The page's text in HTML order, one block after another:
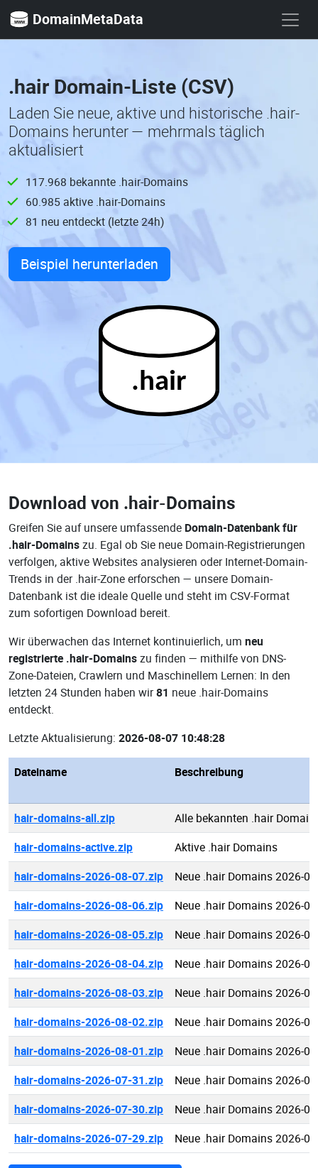
DomainMetaData
.hair Domain-Liste (CSV)
Laden Sie neue, aktive und historische .hair-
Domains herunter — mehrmals täglich
aktualisiert
117.968 bekannte .hair-Domains
60.985 aktive .hair-Domains
81 neu entdeckt (letzte 24h)
Beispiel herunterladen
.hair
Download von .hair-Domains
Greifen Sie auf unsere umfassende Domain-Datenbank für
.hair-Domainszu. Egal ob Sie neue Domain-Registrierungen
verfolgen, aktive Websites analysieren oder Internet-Domain-
Trends in der .hair-Zone erforschen — unsere Domain-
Datenbank ist die ideale Quelle und steht im CSV-Format
zum sofortigen Download bereit.
Wir überwachen das Internet kontinuierlich, um neu
registrierte .hair-Domainszu finden — mithilfe von DNS-
Zone-Dateien, Crawlern und Maschinellem Lernen: In den
letzten 24 Stunden haben wir81 neue .hair-Domains
entdeckt.
Letzte Aktualisierung: 2026-08-07 10:48:28
Dateiname Beschreibung
hair-domains-all.zip
Alle bekannten .hair
hair-domains-active.zip
Aktive .hair Domains
hair-domains-2026-08-07.zip
Neue .hair Domains 2026-
hair-domains-2026-08-06.zip
Neue .hair Domains 2026-
hair-domains-2026-08-05.zip
Neue .hair Domains 2026-
hair-domains-2026-08-04.zip
Neue .hair Domains 2026-
hair-domains-2026-08-03.zip
Neue .hair Domains 2026-
hair-domains-2026-08-02.zip
Neue .hair Domains 2026-
hair-domains-2026-08-01.zip
Neue .hair Domains 2026-
hair-domains-2026-07-31.zip
Neue .hair Domains 2026-
hair-domains-2026-07-30.zip
Neue .hair Domains 2026-
hair-domains-2026-07-29.zip
Neue .hair Domains 2026-